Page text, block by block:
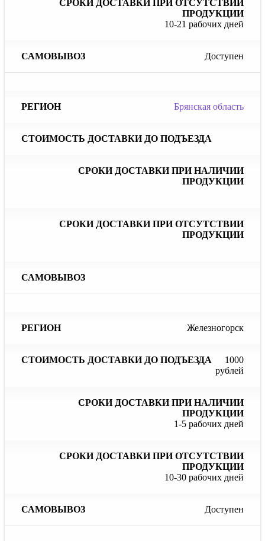
10-21 рабочих дней
Доступен
Брянская область
Железногорск
1000
рублей
1-5 рабочих дней
10-30 рабочих дней
Доступен